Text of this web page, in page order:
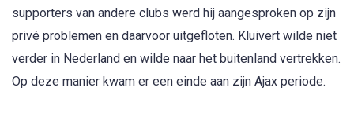
supporters van andere clubs werd hij aangesproken op zijn
privé problemen en daarvoor uitgefloten. Kluivert wilde niet
verder in Nederland en wilde naar het buitenland vertrekken.
Op deze manier kwam er een einde aan zijn Ajax periode.